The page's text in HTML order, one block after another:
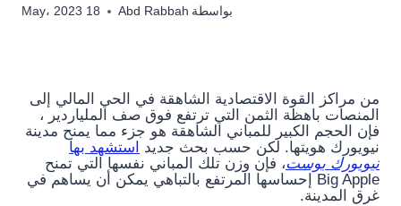
بواسطة Abd Rabbah 18 May، 2023
من مراكز القوة الاقتصادية الشاهقة في الحي المالي إلى
المنصات باهظة الثمن التي ترتفع فوق صف الملياردير ،
فإن الحجم الكبير للمباني الشاهقة هو جزء مما يمنح مدينة
نيويورك هويتها. لكن حسب بحث جديد
استشهد بها
نيويورك بوست، فإن وزن تلك المباني نفسها التي تمنح
Big Apple إحساسها المرتفع بالتباهي يمكن أن يساهم في
غرق المدينة.